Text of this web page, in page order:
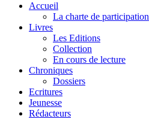
Accueil
La charte de participation
Livres
Les Editions
Collection
En cours de lecture
Chroniques
Dossiers
Ecritures
Jeunesse
Rédacteurs